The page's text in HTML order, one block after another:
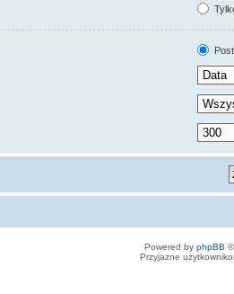
Powered by phpBB
Przyjazne